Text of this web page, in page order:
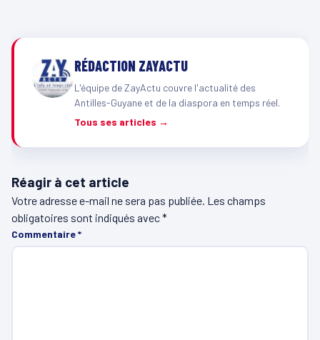
RÉDACTION ZAYACTU
L'équipe de ZayActu couvre l'actualité des
Antilles-Guyane et de la diaspora en temps réel.
Tous ses articles →
Réagir à cet article
Votre adresse e-mail ne sera pas publiée. Les champs
obligatoires sont indiqués avec*
Commentaire*